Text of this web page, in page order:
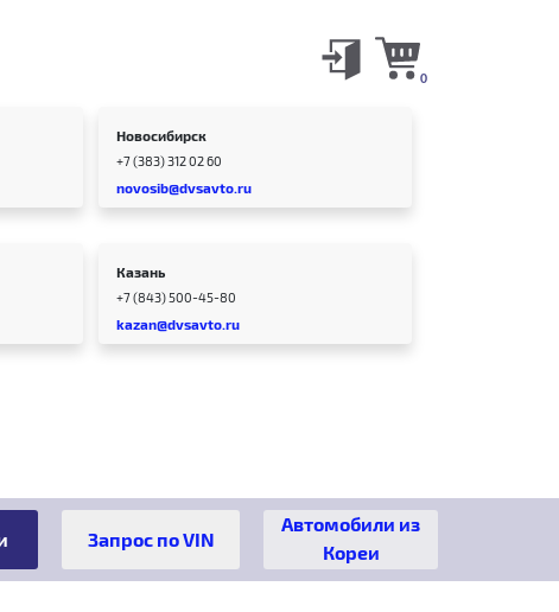
0
Новосибирск
+7 (383) 312 02 60
novosib@dvsavto.ru
Казань
+7 (843) 500-45-80
kazan@dvsavto.ru
Автомобили из
Кореи